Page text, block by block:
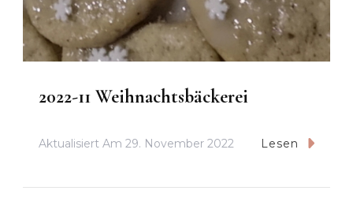
2022-11 Weihnachtsbäckerei
Aktualisiert Am 29. November 2022 Lesen